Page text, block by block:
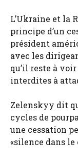
L’Ukraine et la
principe d’un
président
avec les
qu’il reste à
interdites à
Zelenskyy dit
cycles de
une cessation
«silence dans le